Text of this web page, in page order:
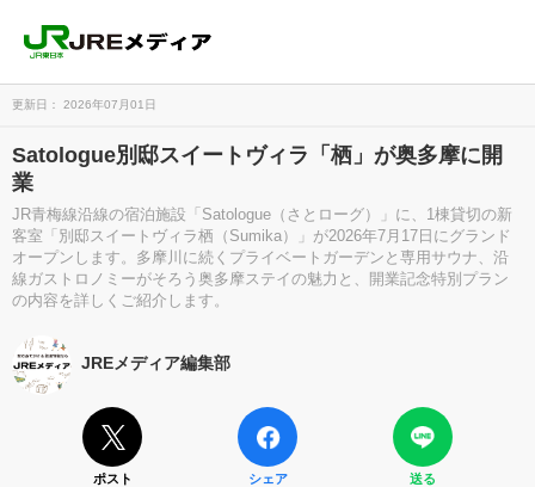
更新日： 2026年07月01日
Satologue別邸スイートヴィラ「栖」が奥多摩に開
業
JR青梅線沿線の宿泊施設「Satologue（さとローグ）」に、1棟貸切の新
客室「別邸スイートヴィラ栖（Sumika）」が2026年7月17日にグランド
オープンします。多摩川に続くプライベートガーデンと専用サウナ、沿
線ガストロノミーがそろう奥多摩ステイの魅力と、開業記念特別プラン
の内容を詳しくご紹介します。
JREメディア編集部
ポスト シェア 送る